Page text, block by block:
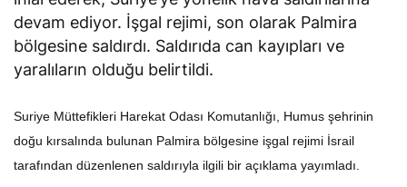
devam ediyor. İşgal rejimi, son olarak Palmira
bölgesine saldırdı. Saldırıda can kayıpları ve
yaralıların olduğu belirtildi.
Suriye Müttefikleri Harekat Odası Komutanlığı, Humus şehrinin
doğu kırsalında bulunan Palmira bölgesine işgal rejimi İsrail
tarafından düzenlenen saldırıyla ilgili bir açıklama yayımladı.